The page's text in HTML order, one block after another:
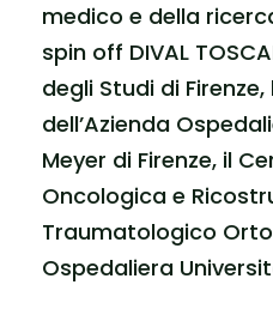
medico e della
spin off DIVAL
degli Studi di
dell’Azienda
Meyer di Firenze, il
Oncologica e
Traumatologico
Ospedaliera